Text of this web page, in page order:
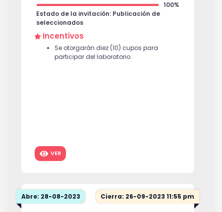
100%
Estado de la invitación: Publicación de
seleccionados
Incentivos
Se otorgarán diez (10) cupos para
participar del laboratorio.
VER
Abre: 28-08-2023 Cierra: 26-09-2023 11:55 pm